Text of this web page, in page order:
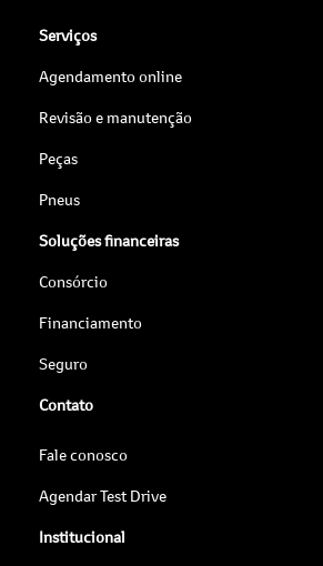
Serviços
Agendamento online
Revisão e manutenção
Peças
Pneus
Soluções financeiras
Consórcio
Financiamento
Seguro
Contato
Fale conosco
Agendar Test Drive
Institucional